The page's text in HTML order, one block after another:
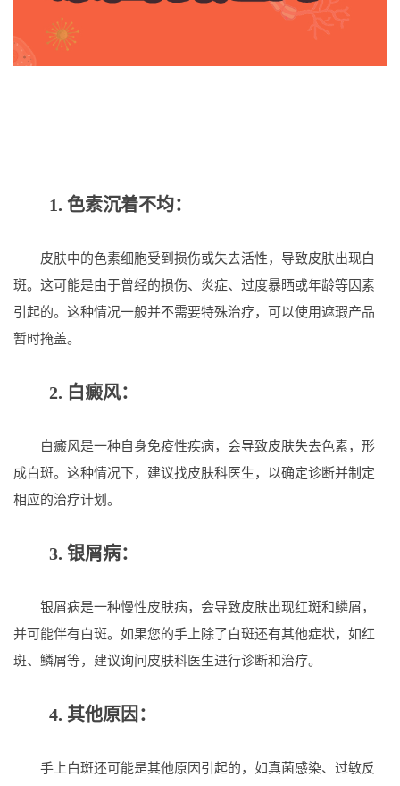
1. 色素沉着不均：
皮肤中的色素细胞受到损伤或失去活性，导致皮肤出现白
斑。这可能是由于曾经的损伤、炎症、过度暴晒或年龄等因素
引起的。这种情况一般并不需要特殊治疗，可以使用遮瑕产品
暂时掩盖。
2. 白癜风：
白癜风是一种自身免疫性疾病，会导致皮肤失去色素，形
成白斑。这种情况下，建议找皮肤科医生，以确定诊断并制定
相应的治疗计划。
3. 银屑病：
银屑病是一种慢性皮肤病，会导致皮肤出现红斑和鳞屑，
并可能伴有白斑。如果您的手上除了白斑还有其他症状，如红
斑、鳞屑等，建议询问皮肤科医生进行诊断和治疗。
4. 其他原因：
手上白斑还可能是其他原因引起的，如真菌感染、过敏反